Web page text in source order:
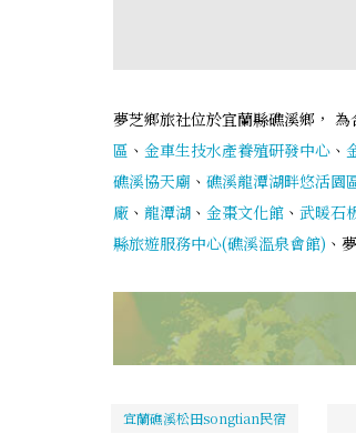
夢芝鄉旅社位於宜蘭縣礁溪鄉，
區 、 金車生技水產養殖研發中心 、
礁溪協天廟 、 礁溪龍潭湖畔悠活園
廠 、 龍潭湖 、 金棗文化館 、 武暖石
縣旅遊服務中心(礁溪溫泉會館) 、
宜蘭礁溪松田songtian民宿